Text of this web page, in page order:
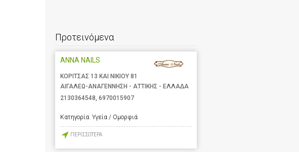
Προτεινόμενα
ANNA NAILS
ΚΟΡΙΤΣΑΣ 13 ΚΑΙ ΝΙΚΙΟΥ 81
ΑΙΓΑΛΕΩ-ΑΝΑΓΕΝΝΗΣΗ - ΑΤΤΙΚΗΣ - ΕΛΛΑΔΑ
2130364548 6970015907
Κατηγορία: Υγεία / Ομορφιά
ΠΕΡΙΣΣΟΤΕΡΑ